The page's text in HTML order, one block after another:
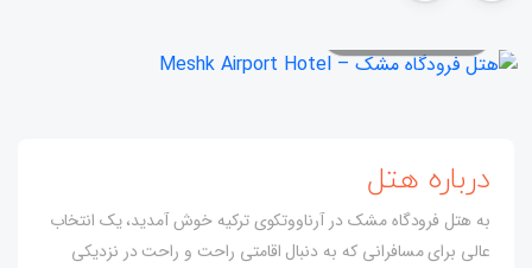
درباره هتل
به هتل فرودگاه مشک در آرناووتکوی ترکیه خوش آمدید، یک انتخاب
عالی برای مسافرانی که به دنبال اقامتی راحت و راحت در نزدیکی